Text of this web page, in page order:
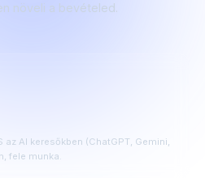
növeli a bevételed.
AI keresőkben (ChatGPT, Gemini,
fele munka.